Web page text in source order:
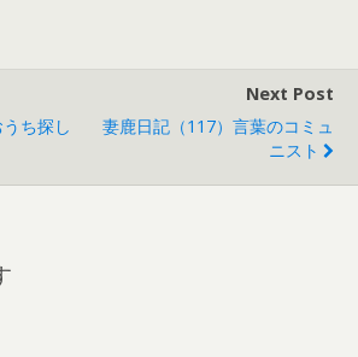
ち探し
Next Post
妻鹿日記（117）言葉のコミュ
ニスト